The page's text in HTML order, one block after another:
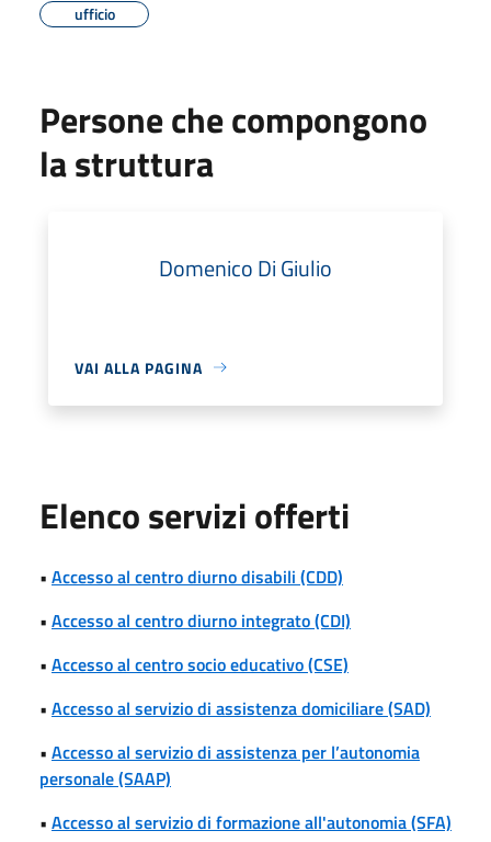
ufficio
Persone che compongono
la struttura
Domenico Di Giulio
VAI ALLA PAGINA
Elenco servizi offerti
• Accesso al centro diurno disabili (CDD)
• Accesso al centro diurno integrato (CDI)
• Accesso al centro socio educativo (CSE)
• Accesso al servizio di assistenza domiciliare (SAD)
• Accesso al servizio di assistenza per l’autonomia
personale (SAAP)
• Accesso al servizio di formazione all'autonomia (SFA)